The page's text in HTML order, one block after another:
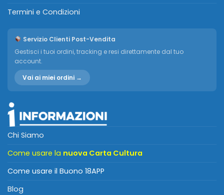
Termini e Condizioni
Servizio Clienti Post-Vendita
Gestisci i tuoi ordini, tracking e resi direttamente dal tuo
account.
Vai ai miei ordini →
Chi Siamo
Come usare la nuova Carta Cultura
Come usare il Buono 18APP
Blog